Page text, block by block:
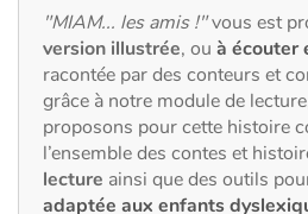
Art, espace, activité
Documentaires
En famille
Quotidien et loisirs
"MIAM... les amis !"vous est
version illustrée, ou à écouter
racontée par des conteurs et
grâce à notre module de
proposons pour cette histoire
l’ensemble des contes et
lecture ainsi que des outils
adaptée aux enfants